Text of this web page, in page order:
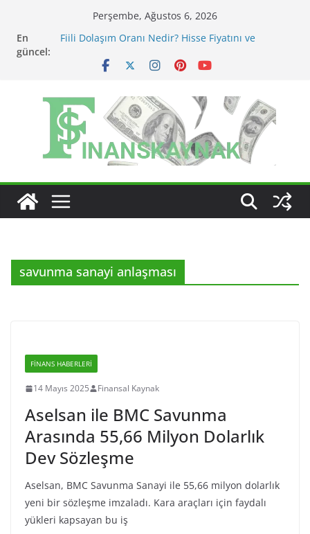
content
Perşembe, Ağustos 6, 2026
En
güncel:
Fiili Dolaşım Oranı Nedir? Hisse Fiyatını ve
KAP Açıklaması Nasıl Okunur? Yatırımcı İçin Kritik
MSCI Endeks Değişiklikleri BIST Hisselerini Nasıl
Etkiler?
BIST Endeks Değişiklikleri Hisseleri Nasıl Etkiler?
BIST Sektör Endeksleri Nedir? Sektörel Rotasyon
Nasıl Takip Edilir?
savunma sanayi anlaşması
FINANS HABERLERI
14 Mayıs 2025 Finansal Kaynak
Aselsan ile BMC Savunma
Arasında 55,66 Milyon Dolarlık
Dev Sözleşme
Aselsan, BMC Savunma Sanayi ile 55,66 milyon dolarlık
yeni bir sözleşme imzaladı. Kara araçları için faydalı
yükleri kapsayan bu iş